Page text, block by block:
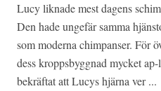
Lucy liknade mest dagens
Den hade ungefär samma
som moderna chimpanser. För
dess kroppsbyggnad mycket
bekräftat att Lucys hjärna ver ...